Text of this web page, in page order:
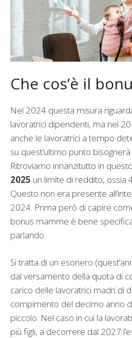
Che cos’è il
Nel 2024 questa misura
lavoratrici dipendenti, ma nel
anche le lavoratrici a tempo
su quest’ultimo punto
Ritroviamo innanzitutto in questo
2025 un limite di reddito, ossia
Questo non era presente
2024. Prima però di capire
bonus mamme è bene
parlando.
Si tratta di un esonero
dal versamento della quota di
carico delle lavoratrici madri di
compimento del decimo anno
piccolo. Nel caso in cui la
più figli, a decorrere dal 2027